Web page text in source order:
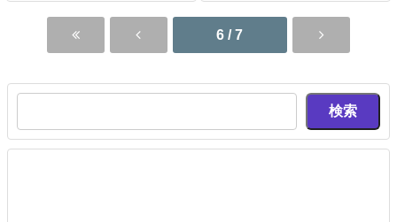
6 / 7
検索